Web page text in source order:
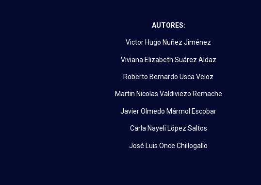
AUTORES:
Victor Hugo Nuñez Jiménez
Viviana Elizabeth Suárez Aldaz
Roberto Bernardo Usca Veloz
Martin Nicolas Valdiviezo Remache
Javier Olmedo Mármol Escobar
Carla Nayeli López Saltos
José Luis Once Chillogallo